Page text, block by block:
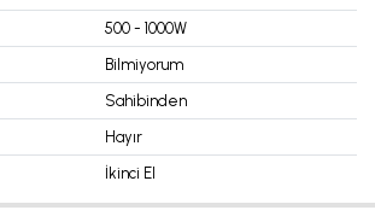
500 - 1000W
Bilmiyorum
Sahibinden
Hayır
İkinci El